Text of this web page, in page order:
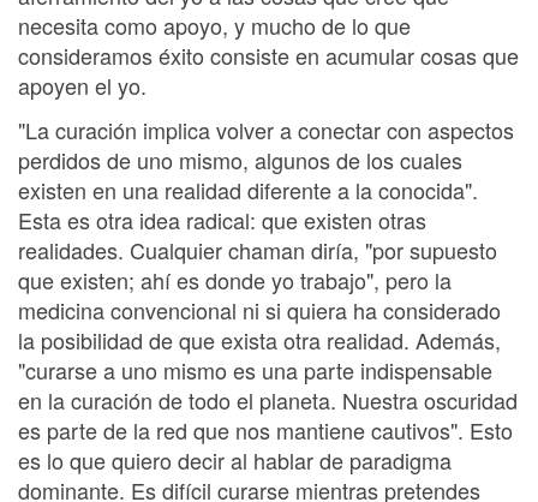
necesita como apoyo, y mucho de lo que
consideramos éxito consiste en acumular cosas que
apoyen el yo.
"La curación implica volver a conectar con aspectos
perdidos de uno mismo, algunos de los cuales
existen en una realidad diferente a la conocida".
Esta es otra idea radical: que existen otras
realidades. Cualquier chaman diría, "por supuesto
que existen; ahí es donde yo trabajo", pero la
medicina convencional ni si quiera ha considerado
la posibilidad de que exista otra realidad. Además,
"curarse a uno mismo es una parte indispensable
en la curación de todo el planeta. Nuestra oscuridad
es parte de la red que nos mantiene cautivos". Esto
es lo que quiero decir al hablar de paradigma
dominante. Es difícil curarse mientras pretendes